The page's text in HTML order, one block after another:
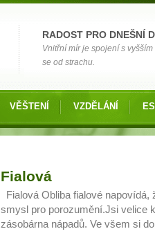
RADOST PRO DNEŠNÍ
Vnitřní mír je spojení s
se od strachu.
VĚŠTENÍ VZDĚLÁNÍ
Fialová
Fialová Obliba fialové
smysl pro porozumění.Jsi velice
zásobárna nápadů. Ve všem si